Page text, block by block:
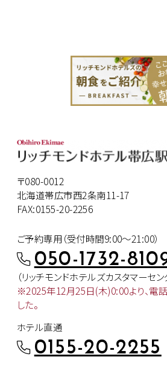
〒080-0012
北海道帯広市西2条南11-17
FAX:0155-20-2256
ご予約専用（受付時間9:00～21:00）
050-1732-
（リッチモンドホテルズカスタマーセン
※2025年12月25日(木)0:00より、電
した。
ホテル直通
0155-20-2255